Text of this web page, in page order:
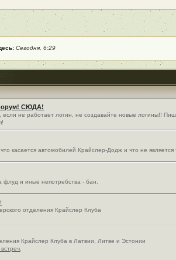
Сегодня, 6:29
форум! СЮДА!
не работает логин, не создавайте новые логины!!
касается автомобилей Крайслер-Додж и что не
и иные непотребства - бан.
отделения Крайслер Клуба
Крайслер Клуба в Латвии, Литве и Эстонии